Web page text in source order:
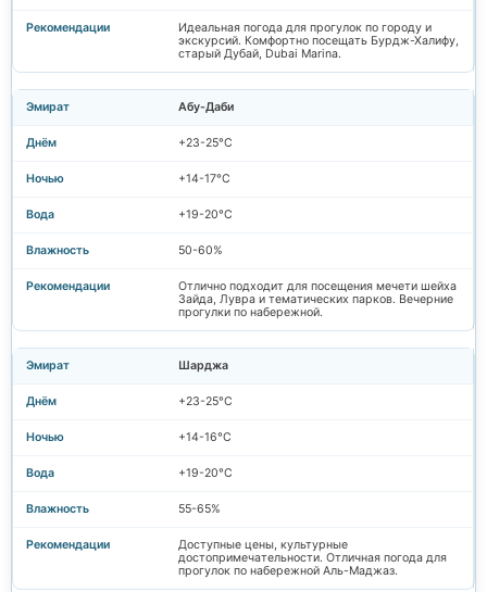
Идеальная погода для прогулок по городу и
экскурсий. Комфортно посещать Бурдж-Халифу,
старый Дубай, Dubai Marina.
Абу-Даби
+23-25°C
+14-17°C
+19-20°C
50-60%
Отлично подходит для посещения мечети шейха
Зайда, Лувра и тематических парков. Вечерние
прогулки по набережной.
Шарджа
+23-25°C
+14-16°C
+19-20°C
55-65%
Доступные цены, культурные
достопримечательности. Отличная погода для
прогулок по набережной Аль-Маджаз.